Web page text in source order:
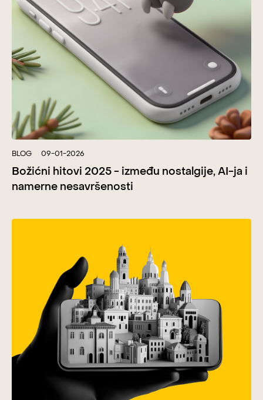
BLOG 09-01-2026
Božićni hitovi 2025 - između nostalgije, AI-ja i
namerne nesavršenosti